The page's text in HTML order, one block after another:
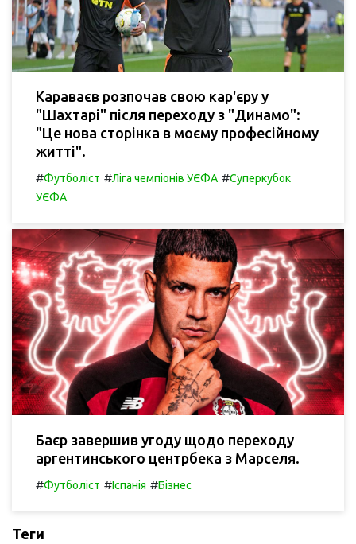
Караваєв розпочав свою кар'єру у
"Шахтарі" після переходу з "Динамо":
"Це нова сторінка в моєму професійному
житті".
#Футболіст #Ліга чемпіонів УЄФА #Суперкубок
УЄФА
Баєр завершив угоду щодо переходу
аргентинського центрбека з Марселя.
#Футболіст #Іспанія #Бізнес
Теги